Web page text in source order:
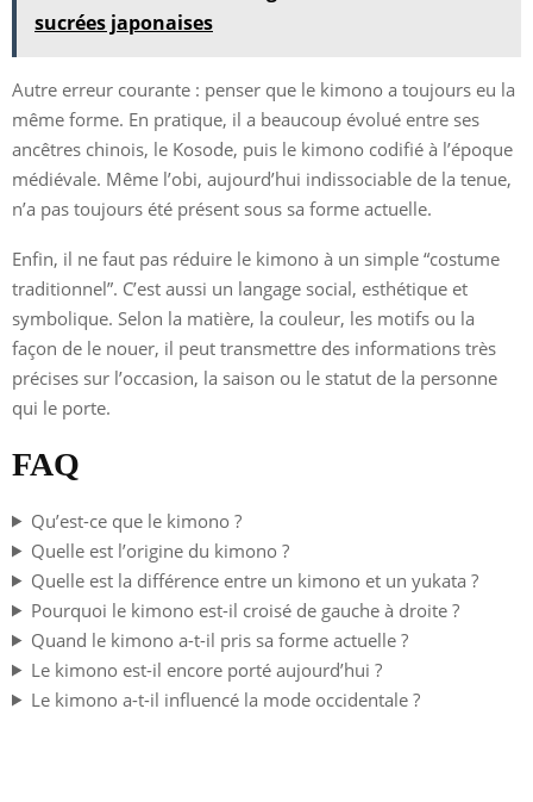
sucrées japonaises
Autre erreur courante : penser que le kimono a toujours eu la
même forme. En pratique, il a beaucoup évolué entre ses
ancêtres chinois, le Kosode, puis le kimono codifié à l’époque
médiévale. Même l’obi, aujourd’hui indissociable de la tenue,
n’a pas toujours été présent sous sa forme actuelle.
Enfin, il ne faut pas réduire le kimono à un simple “costume
traditionnel”. C’est aussi un langage social, esthétique et
symbolique. Selon la matière, la couleur, les motifs ou la
façon de le nouer, il peut transmettre des informations très
précises sur l’occasion, la saison ou le statut de la personne
qui le porte.
FAQ
Qu’est-ce que le kimono ?
Quelle est l’origine du kimono ?
Quelle est la différence entre un kimono et un yukata ?
Pourquoi le kimono est-il croisé de gauche à droite ?
Quand le kimono a-t-il pris sa forme actuelle ?
Le kimono est-il encore porté aujourd’hui ?
Le kimono a-t-il influencé la mode occidentale ?